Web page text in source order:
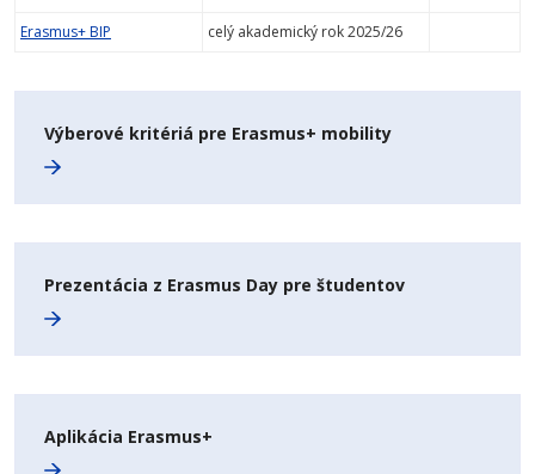
Erasmus+ BIP celý akademický rok 2025/26
Výberové kritériá pre Erasmus+ mobility
Prezentácia z Erasmus Day pre študentov
Aplikácia Erasmus+